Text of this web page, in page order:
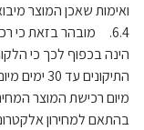
ואימות שאכן המוצר
6.4. מובהר בזאת כי
הינה בכפוף לכך כי
מיום רכישת המוצר
בהתאם למחירון